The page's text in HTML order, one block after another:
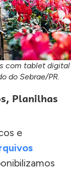
com tablet digital
do Sebrae/PR.
Planilhas
e